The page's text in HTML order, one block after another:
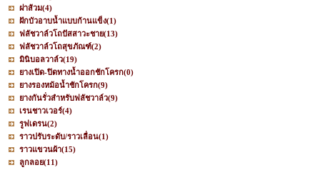
ฝาส้วม(4)
ฝักบัวอาบน้ำแบบก้านแข็ง(1)
ฟลัชวาล์วโถปัสสาวะชาย(13)
ฟลัชวาล์วโถสุขภัณฑ์(2)
มินิบอลวาล์ว(19)
ยางเปิด-ปิดทางน้ำออกชักโครก(0)
ยางรองหม้อน้ำชักโครก(9)
ยางกันรั่วสำหรับฟลัชวาล์ว(9)
เรนชาวเวอร์(4)
รูฟเดรน(2)
ราวปรับระดับ/ราวเลื่อน(1)
ราวแขวนผ้า(15)
ลูกลอย(11)